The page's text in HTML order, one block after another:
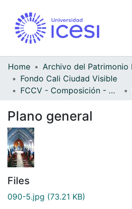
Home
Fondo Cali Ciudad Visible
FCCV - Composición - Patrimonial
Plano general
Files
090-5.jpg (73.21 KB)